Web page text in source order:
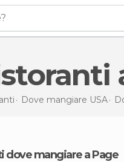
Dove mangiare USA
dove mangiare a Page